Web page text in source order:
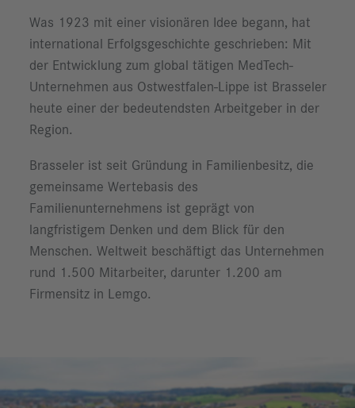
Was 1923 mit einer visionären Idee begann, hat
international Erfolgsgeschichte geschrieben: Mit
der Entwicklung zum global tätigen MedTech-
Unternehmen aus Ostwestfalen-Lippe ist Brasseler
heute einer der bedeutendsten Arbeitgeber in der
Region.
Brasseler ist seit Gründung in Familienbesitz, die
gemeinsame Wertebasis des
Familienunternehmens ist geprägt von
langfristigem Denken und dem Blick für den
Menschen. Weltweit beschäftigt das Unternehmen
rund 1.500 Mitarbeiter, darunter 1.200 am
Firmensitz in Lemgo.